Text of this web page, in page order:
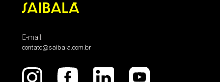
E-mail:
contato@saibala.com.br